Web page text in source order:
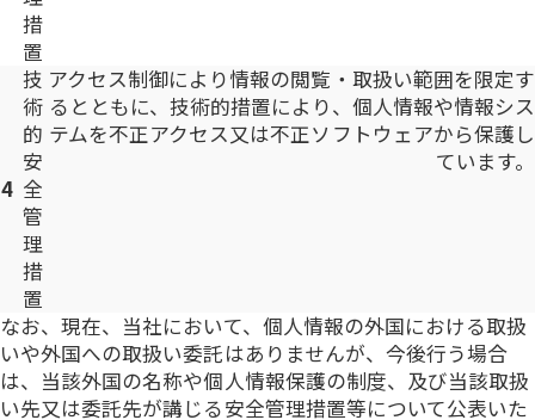
措
置
4
技
術
的
安
全
管
理
措
置
アクセス制御により情報の閲覧・取扱い範囲を限定す
るとともに、技術的措置により、個人情報や情報シス
テムを不正アクセス又は不正ソフトウェアから保護し
ています。
なお、現在、当社において、個人情報の外国における取扱
いや外国への取扱い委託はありませんが、今後行う場合
は、当該外国の名称や個人情報保護の制度、及び当該取扱
い先又は委託先が講じる安全管理措置等について公表いた